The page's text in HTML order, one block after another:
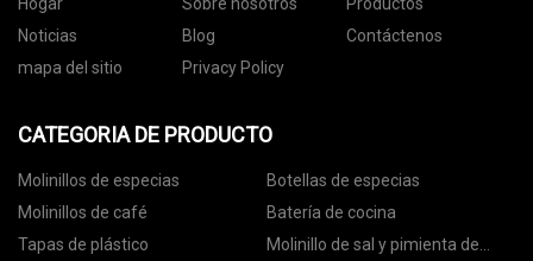
Hogar Sobre nosotros
Productos
Noticias
Blog
Contáctenos
mapa del sitio
Privacy Policy
CATEGORIA DE PRODUCTO
Molinillos de especias
Botellas de especias
Molinillos de café
Batería de cocina
Tapas de plástico
Molinillo de sal y pimienta de